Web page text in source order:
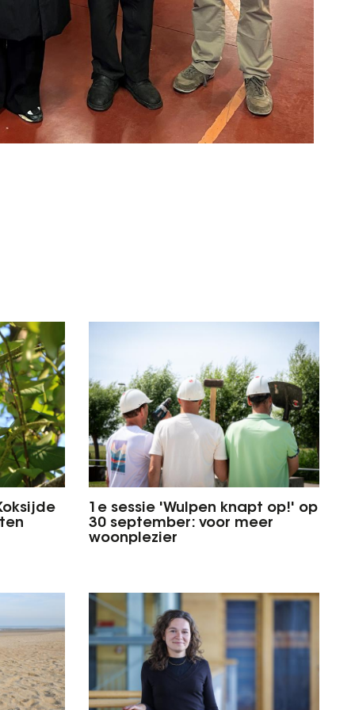
1e sessie 'Wulpen knapt op!' op
30 september: voor meer
woonplezier